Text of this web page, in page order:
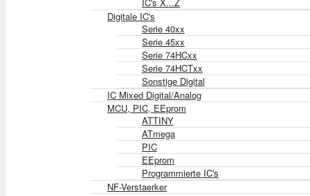
Digitale IC's
Serie 40xx
Serie 45xx
Serie 74HCxx
Serie 74HCTxx
Sonstige Digital
IC Mixed Digital/Analog
MCU, PIC, EEprom
ATTINY
ATmega
PIC
EEprom
Programmierte IC's
NF-Verstaerker